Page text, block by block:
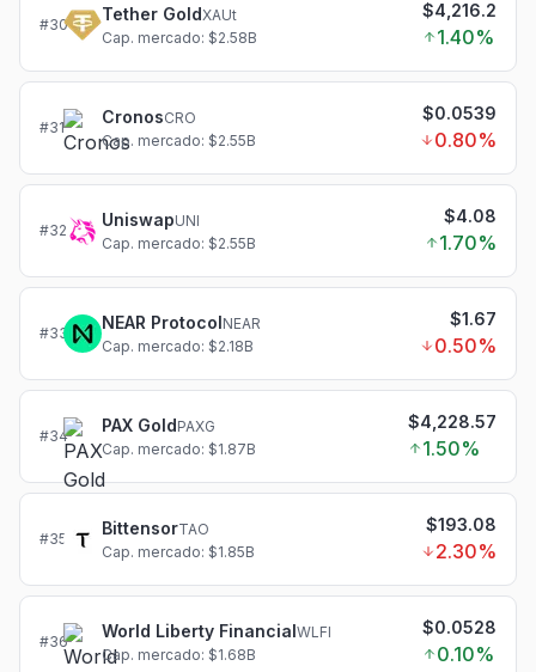
#30
Tether GoldXAUt
Cap. mercado: $2.58B
$4,216.2
1.40%
#31
CronosCRO
Cap. mercado: $2.55B
$0.0539
0.80%
#32
UniswapUNI
Cap. mercado: $2.55B
$4.08
1.70%
#33
NEAR ProtocolNEAR
Cap. mercado: $2.18B
$1.67
0.50%
#34
PAX GoldPAXG
Cap. mercado: $1.87B
$4,228.57
1.50%
#35
BittensorTAO
Cap. mercado: $1.85B
$193.08
2.30%
#36
World Liberty FinancialWLFI
Cap. mercado: $1.68B
$0.0528
0.10%